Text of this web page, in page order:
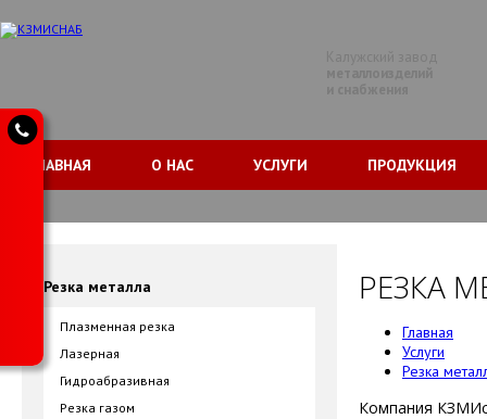
ГЛАВНАЯ О НАС УСЛУГИ ПРОДУКЦИЯ
Резка металла
Плазменная резка
Лазерная
Гидроабразивная
Резка газом
РЕЗКА
Главная
Услуги
Резка
Компания